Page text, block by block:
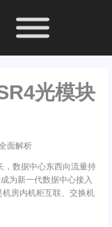
光模块
面解析
，数据中心东西向流量持
为新一代数据中心接入
机房内机柜互联、交换机